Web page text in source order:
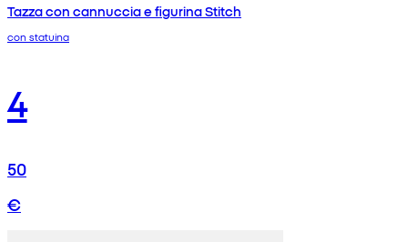
Tazza con cannuccia e figurina Stitch
con statuina
4
50
€